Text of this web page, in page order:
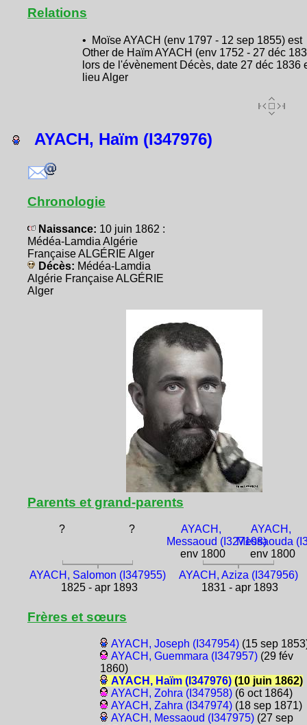
Relations
• Moïse AYACH (env 1797 - 12 sep 1855) est
Other de Haïm AYACH (env 1752 - 27 déc
lors de l'évènement Décès, date 27 déc 1836
lieu Alger
AYACH, Haïm (I347976)
Chronologie
Naissance: 10 juin 1862 :
Médéa-Lamdia Algérie
Française ALGÉRIE Alger
Décès: Médéa-Lamdia
Algérie Française ALGÉRIE
Alger
Parents et grand-parents
? ?
AYACH,
Messaoud (I327108)
env 1800
AYACH,
Messaouda
env 1800
AYACH, Salomon (I347955)
1825 - apr 1893
AYACH, Aziza (I347956)
1831 - apr 1893
Frères et sœurs
AYACH, Joseph (I347954)(15 sep
AYACH, Guemmara (I347957)(29 fév
1860)
AYACH, Haïm (I347976)(10 juin 1862)
AYACH, Zohra (I347958)(6 oct 1864)
AYACH, Zahra (I347974)(18 sep 1871)
AYACH, Messaoud (I347975)(27 sep